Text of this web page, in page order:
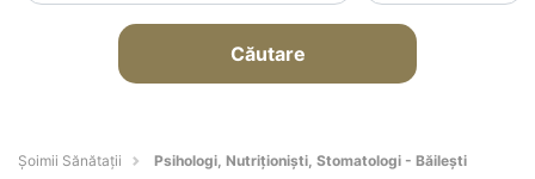
Căutare
Şoimii Sănătații Psihologi, Nutriționiști, Stomatologi - Băileşti